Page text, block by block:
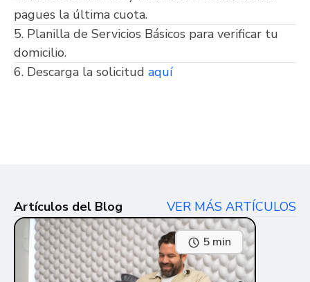
pagues la última cuota.
5. Planilla de Servicios Básicos para verificar tu
domicilio.
6. Descarga la solicitud aquí
Artículos del Blog VER MÁS ARTÍCULOS
5 min